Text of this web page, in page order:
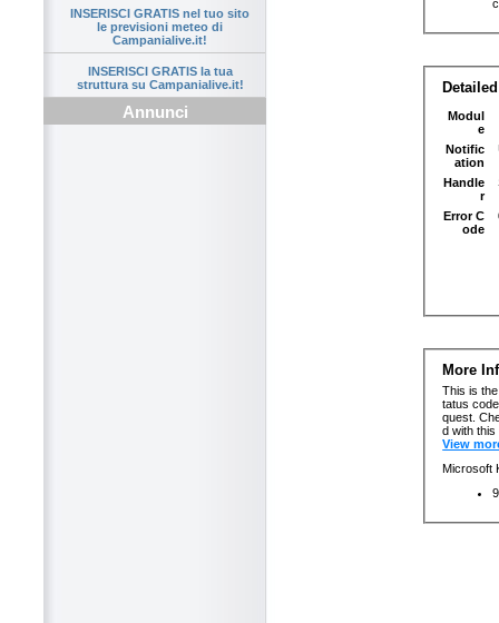
INSERISCI GRATIS nel tuo sito
le previsioni meteo di
Campanialive.it!
INSERISCI GRATIS la tua
struttura su Campanialive.it!
Annunci